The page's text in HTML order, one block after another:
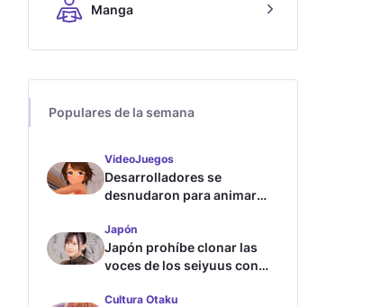
Manga
Populares de la semana
VideoJuegos
Desarrolladores se
desnudaron para animar
Japón
Japón prohíbe clonar las
voces de los seiyuus con
Cultura Otaku